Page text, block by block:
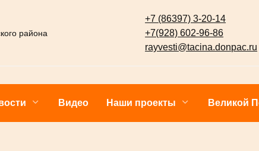
Новости Тацинского района
Видео Наши проекты